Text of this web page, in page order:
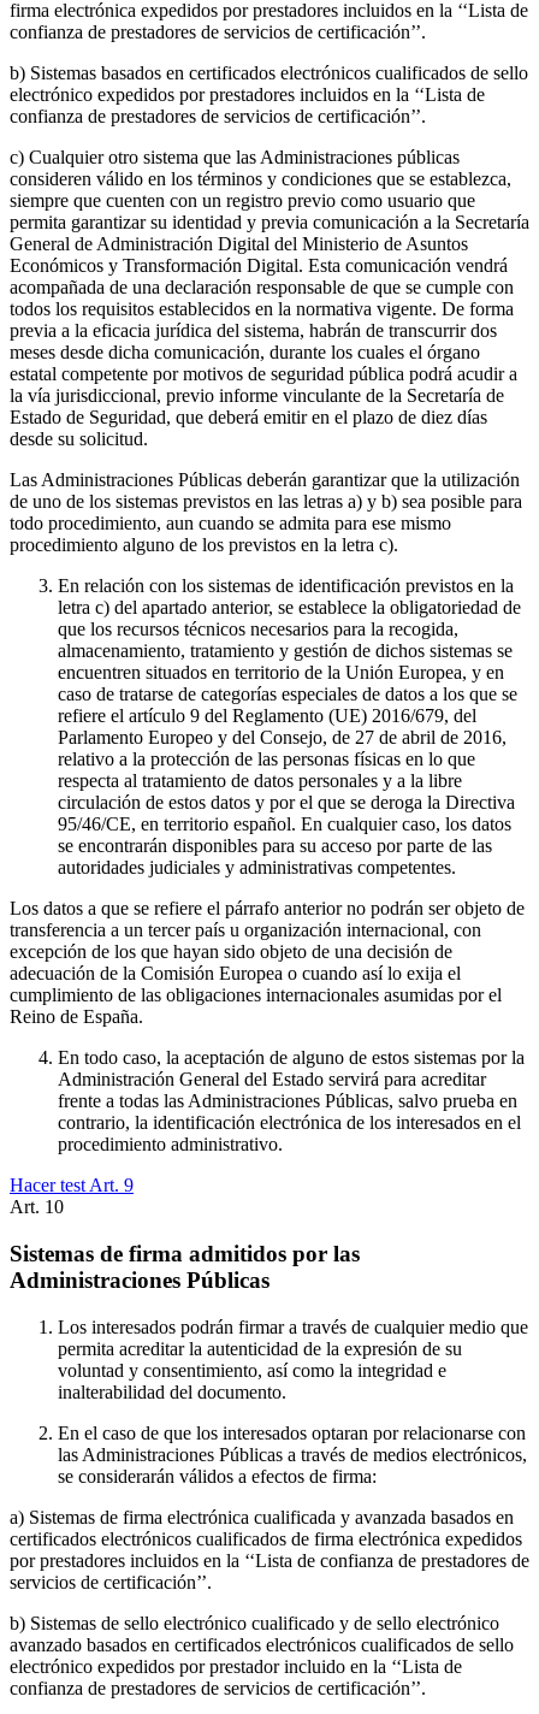
firma electrónica expedidos por prestadores incluidos en la ‘‘Lista de
confianza de prestadores de servicios de certificación’’.
b) Sistemas basados en certificados electrónicos cualificados de sello
electrónico expedidos por prestadores incluidos en la ‘‘Lista de
confianza de prestadores de servicios de certificación’’.
c) Cualquier otro sistema que las Administraciones públicas
consideren válido en los términos y condiciones que se establezca,
siempre que cuenten con un registro previo como usuario que
permita garantizar su identidad y previa comunicación a la Secretaría
General de Administración Digital del Ministerio de Asuntos
Económicos y Transformación Digital. Esta comunicación vendrá
acompañada de una declaración responsable de que se cumple con
todos los requisitos establecidos en la normativa vigente. De forma
previa a la eficacia jurídica del sistema, habrán de transcurrir dos
meses desde dicha comunicación, durante los cuales el órgano
estatal competente por motivos de seguridad pública podrá acudir a
la vía jurisdiccional, previo informe vinculante de la Secretaría de
Estado de Seguridad, que deberá emitir en el plazo de diez días
desde su solicitud.
Las Administraciones Públicas deberán garantizar que la utilización
de uno de los sistemas previstos en las letras a) y b) sea posible para
todo procedimiento, aun cuando se admita para ese mismo
procedimiento alguno de los previstos en la letra c).
En relación con los sistemas de identificación previstos en la
letra c) del apartado anterior, se establece la obligatoriedad de
que los recursos técnicos necesarios para la recogida,
almacenamiento, tratamiento y gestión de dichos sistemas se
encuentren situados en territorio de la Unión Europea, y en
caso de tratarse de categorías especiales de datos a los que se
refiere el artículo 9 del Reglamento (UE) 2016/679, del
Parlamento Europeo y del Consejo, de 27 de abril de 2016,
relativo a la protección de las personas físicas en lo que
respecta al tratamiento de datos personales y a la libre
circulación de estos datos y por el que se deroga la Directiva
95/46/CE, en territorio español. En cualquier caso, los datos
se encontrarán disponibles para su acceso por parte de las
autoridades judiciales y administrativas competentes.
Los datos a que se refiere el párrafo anterior no podrán ser objeto de
transferencia a un tercer país u organización internacional, con
excepción de los que hayan sido objeto de una decisión de
adecuación de la Comisión Europea o cuando así lo exija el
cumplimiento de las obligaciones internacionales asumidas por el
Reino de España.
En todo caso, la aceptación de alguno de estos sistemas por la
Administración General del Estado servirá para acreditar
frente a todas las Administraciones Públicas, salvo prueba en
contrario, la identificación electrónica de los interesados en el
procedimiento administrativo.
Hacer test Art. 9
Art. 10
Sistemas de firma admitidos por las
Administraciones Públicas
Los interesados podrán firmar a través de cualquier medio que
permita acreditar la autenticidad de la expresión de su
voluntad y consentimiento, así como la integridad e
inalterabilidad del documento.
En el caso de que los interesados optaran por relacionarse con
las Administraciones Públicas a través de medios electrónicos,
se considerarán válidos a efectos de firma:
a) Sistemas de firma electrónica cualificada y avanzada basados en
certificados electrónicos cualificados de firma electrónica expedidos
por prestadores incluidos en la ‘‘Lista de confianza de prestadores de
servicios de certificación’’.
b) Sistemas de sello electrónico cualificado y de sello electrónico
avanzado basados en certificados electrónicos cualificados de sello
electrónico expedidos por prestador incluido en la ‘‘Lista de
confianza de prestadores de servicios de certificación’’.